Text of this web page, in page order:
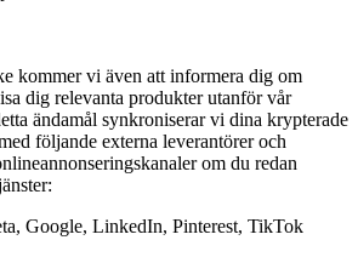
kommer vi även att informera dig om
dig relevanta produkter utanför vår
ändamål synkroniserar vi dina krypterade
följande externa leverantörer och
om du redan
Google, LinkedIn, Pinterest, TikTok